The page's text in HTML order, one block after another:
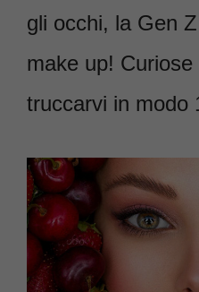
gli occhi, la Gen
make up!
truccarvi in modo